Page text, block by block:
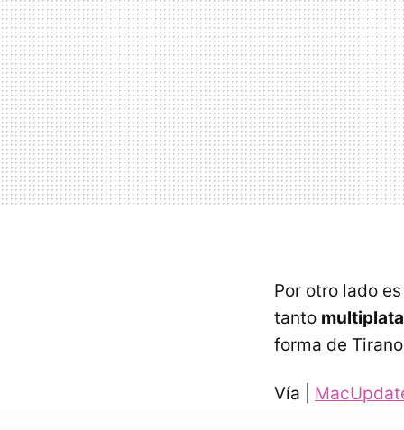
Por otro lado
tanto
forma de
Vía |